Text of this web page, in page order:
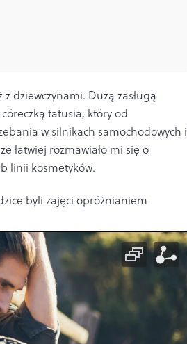
dziewczynami. Dużą zasługą
tatusia, który od
w silnikach samochodowych i
łatwiej rozmawiało mi się o
linii kosmetyków.
byli zajęci opróżnianiem